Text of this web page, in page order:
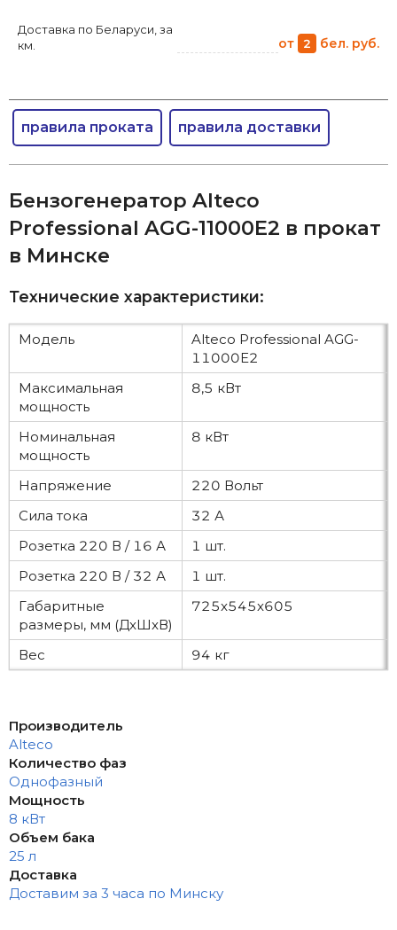
Доставка по Беларуси, за
км.
от 2 бел. руб.
правила проката правила доставки
Бензогенератор Alteco
Professional AGG-11000E2 в прокат
в Минске
Технические характеристики:
Модель
Alteco Professional AGG-
11000E2
Максимальная
мощность
8,5 кВт
Номинальная
мощность
8 кВт
Напряжение
220 Вольт
Сила тока
32 А
Розетка 220 В / 16 А
1 шт.
Розетка 220 В / 32 А
1 шт.
Габаритные
размеры, мм (ДxШxВ)
725x545x605
Вес 94 кг
Производитель
Alteco
Количество фаз
Однофазный
Мощность
8 кВт
Объем бака
25 л
Доставка
Доставим за 3 часа по Минску